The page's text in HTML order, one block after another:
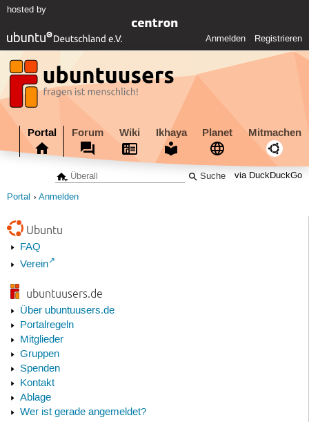
hosted by
Anmelden Registrieren
Portal Forum Wiki Ikhaya Planet Mitmachen
via DuckDuckGo
Portal Anmelden
Ubuntu
FAQ
Verein
ubuntuusers.de
Über ubuntuusers.de
Portalregeln
Mitglieder
Gruppen
Spenden
Kontakt
Ablage
Wer ist gerade angemeldet?